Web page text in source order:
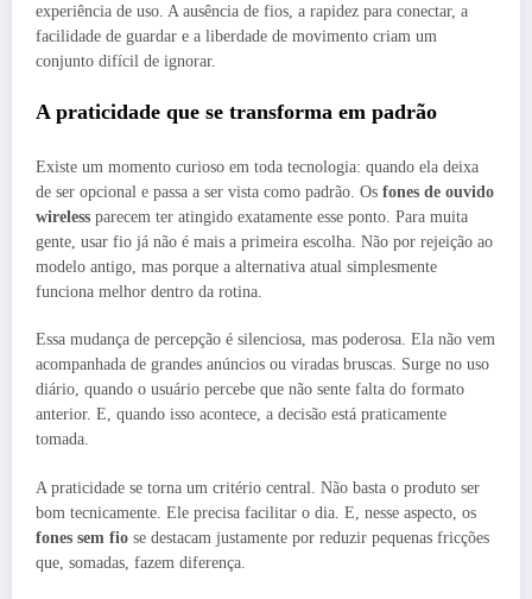
experiência de uso. A ausência de fios, a rapidez para conectar, a
facilidade de guardar e a liberdade de movimento criam um
conjunto difícil de ignorar.
A praticidade que se transforma em padrão
Existe um momento curioso em toda tecnologia: quando ela deixa
de ser opcional e passa a ser vista como padrão. Os fones de ouvido
wireless parecem ter atingido exatamente esse ponto. Para muita
gente, usar fio já não é mais a primeira escolha. Não por rejeição ao
modelo antigo, mas porque a alternativa atual simplesmente
funciona melhor dentro da rotina.
Essa mudança de percepção é silenciosa, mas poderosa. Ela não vem
acompanhada de grandes anúncios ou viradas bruscas. Surge no uso
diário, quando o usuário percebe que não sente falta do formato
anterior. E, quando isso acontece, a decisão está praticamente
tomada.
A praticidade se torna um critério central. Não basta o produto ser
bom tecnicamente. Ele precisa facilitar o dia. E, nesse aspecto, os
fones sem fio se destacam justamente por reduzir pequenas fricções
que, somadas, fazem diferença.